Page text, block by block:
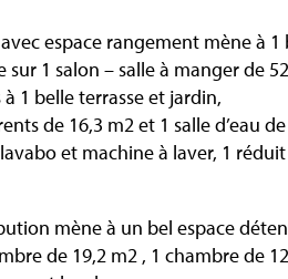
espace rangement mène à
1 salon – salle à manger de
1 belle terrasse et jardin,
de 16,3 m2 et 1 salle d’eau
et machine à laver, 1
mène à un bel espace
de 19,2 m2 , 1 chambre de